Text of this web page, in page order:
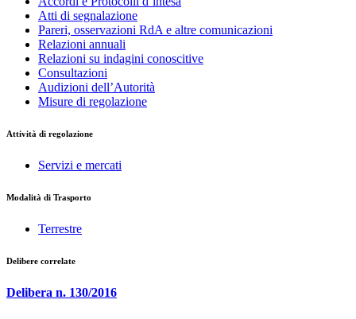
Atti di segnalazione
Pareri, osservazioni RdA e altre comunicazioni
Relazioni annuali
Relazioni su indagini conoscitive
Consultazioni
Audizioni dell’Autorità
Misure di regolazione
Attività di regolazione
Servizi e mercati
Modalità di Trasporto
Terrestre
Delibere correlate
Delibera n. 130/2016